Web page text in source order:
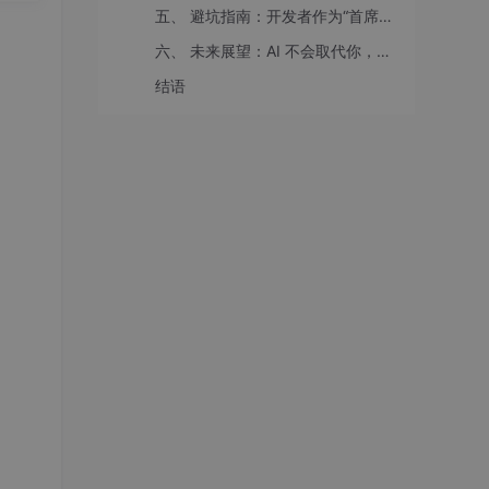
五、 避坑指南：开发者作为“首席审计官”
六、 未来展望：AI 不会取代你，但会用 AI 的人会
结语